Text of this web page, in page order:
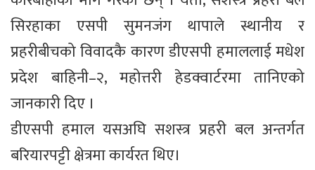
सिरहाका एसपी सुमनजंग थापाले स्थानीय र
प्रहरीबीचको विवादकै कारण डीएसपी हमाललाई मधेश
प्रदेश बाहिनी–२, महोत्तरी हेडक्वार्टरमा तानिएको
जानकारी दिए ।
डीएसपी हमाल यसअघि सशस्त्र प्रहरी बल अन्तर्गत
बरियारपट्टी क्षेत्रमा कार्यरत थिए।